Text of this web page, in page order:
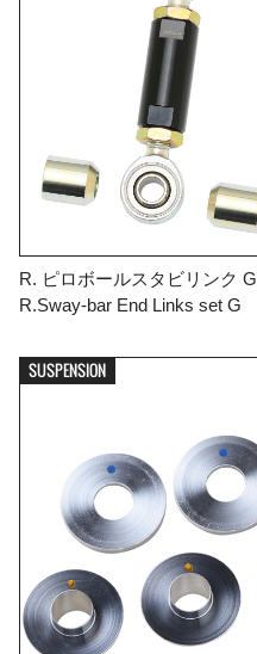
R. ピロボールスタビリンク G
R.Sway-bar End Links set G
SUSPENSION